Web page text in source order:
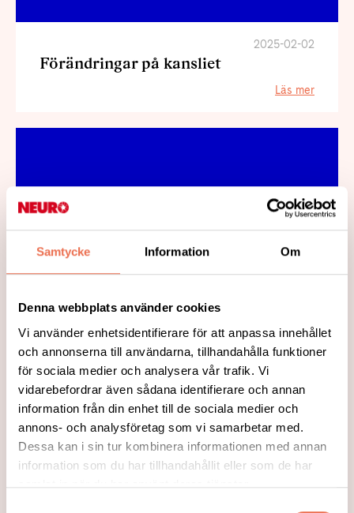
Samtycke Information Om
Denna webbplats använder cookies
Vi använder enhetsidentifierare för att anpassa innehållet
och annonserna till användarna, tillhandahålla funktioner
för sociala medier och analysera vår trafik. Vi
vidarebefordrar även sådana identifierare och annan
information från din enhet till de sociala medier och
annons- och analysföretag som vi samarbetar med.
Dessa kan i sin tur kombinera informationen med annan
information som du har tillhandahållit eller som de har
samlat in när du har använt deras tjänster.
2025-02-02
Förändringar på kansliet
Läs mer
2024-09-17
AKTIVITETER I LÄNET